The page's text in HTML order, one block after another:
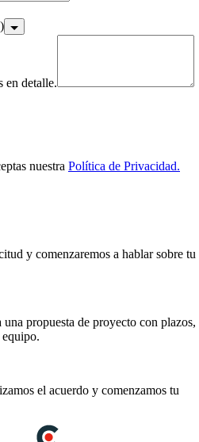
en detalle.
nuestra Política de Privacidad.
y comenzaremos a hablar sobre tu
propuesta de proyecto con plazos,
el acuerdo y comenzamos tu